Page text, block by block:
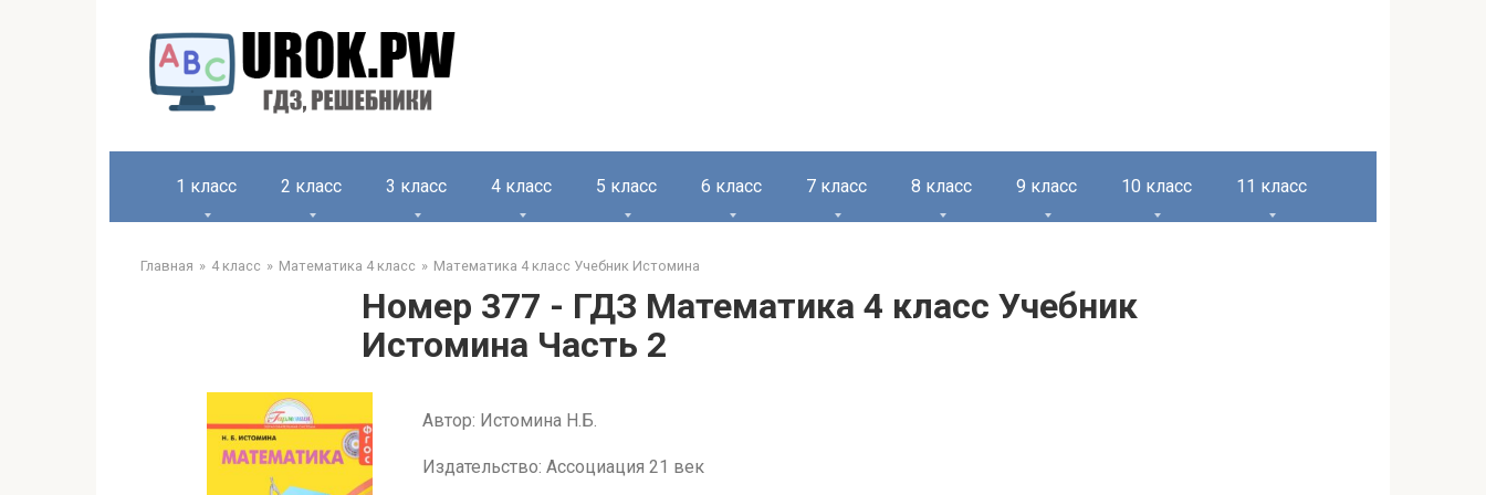
1 класс 2 класс 3 класс 4 класс 5 класс 6 класс 7 класс 8 класс 9 класс 10 класс 11 класс
Главная 4 класс Математика 4 класс Математика 4 класс Учебник Истомина
Номер 377 - ГДЗ Математика 4 класс Учебник
Истомина Часть 2
Автор: Истомина Н.Б.
Издательство: Ассоциация 21 век